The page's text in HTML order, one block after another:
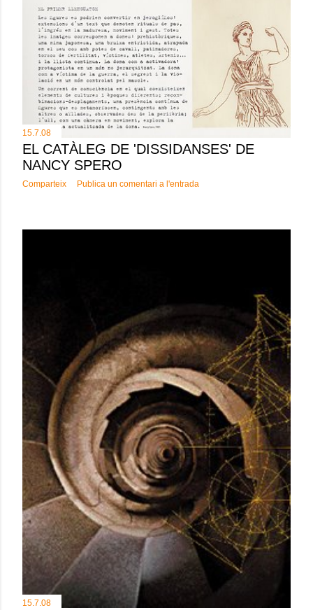
15.7.08
EL CATÀLEG DE 'DISSIDANSES' DE
NANCY SPERO
Comparteix Publica un comentari a l'entrada
15.7.08